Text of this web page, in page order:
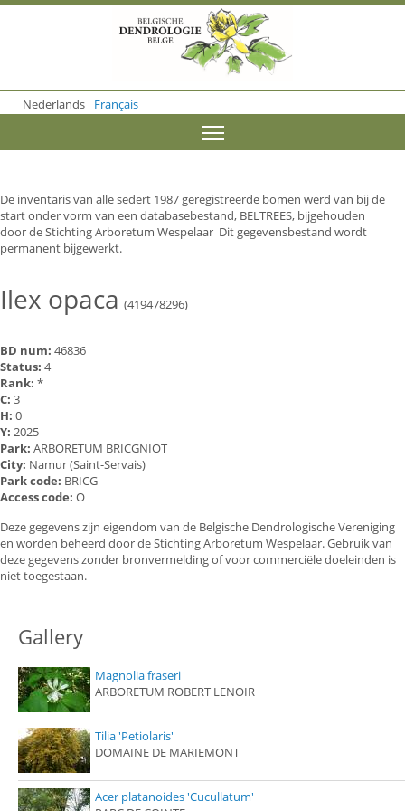
o
m
o
n
t
e
n
Nederlands Français
De inventaris van alle sedert 1987 geregistreerde bomen werd van bij de
start onder vorm van een databasebestand, BELTREES, bijgehouden
door de Stichting Arboretum Wespelaar Dit gegevensbestand wordt
permanent bijgewerkt.
Ilex opaca (419478296)
BD num: 46836
Status: 4
Rank: *
C: 3
H: 0
Y: 2025
Park: ARBORETUM BRICGNIOT
City: Namur (Saint-Servais)
Park code: BRICG
Access code: O
Deze gegevens zijn eigendom van de Belgische Dendrologische Vereniging
en worden beheerd door de Stichting Arboretum Wespelaar. Gebruik van
deze gegevens zonder bronvermelding of voor commerciële doeleinden is
niet toegestaan.
Gallery
Magnolia fraseri
ARBORETUM ROBERT LENOIR
Tilia 'Petiolaris'
DOMAINE DE MARIEMONT
Acer platanoides 'Cucullatum'